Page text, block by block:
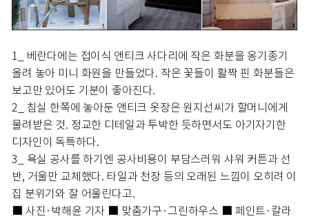
1_ 베란다에는 접이식 앤티크 사다리에 작은 화분을 옹기종기
올려 놓아 미니 화원을 만들었다. 작은 꽃들이 활짝 핀 화분들은
보고만 있어도 기분이 좋아진다.
2_ 침실 한쪽에 놓아둔 앤티크 옷장은 원지선씨가 할머니에게
물려받은 것. 정교한 디테일과 투박한 듯하면서도 아기자기한
디자인이 독특하다.
3_ 욕실 공사를 하기엔 공사비용이 부담스러워 샤워 커튼과 선
반, 거울만 교체했다. 타일과 천장 등의 오래된 느낌이 오히려 이
집 분위기와 잘 어울린다고.
■ 사진·박해윤 기자 ■ 맞춤가구·그린하우스 ■ 페인트·칼라